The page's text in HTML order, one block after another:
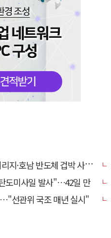
호남 반도체 겁박 사과하라"
도미사일 발사"…42일 만
선관위 국조 매년 실시"